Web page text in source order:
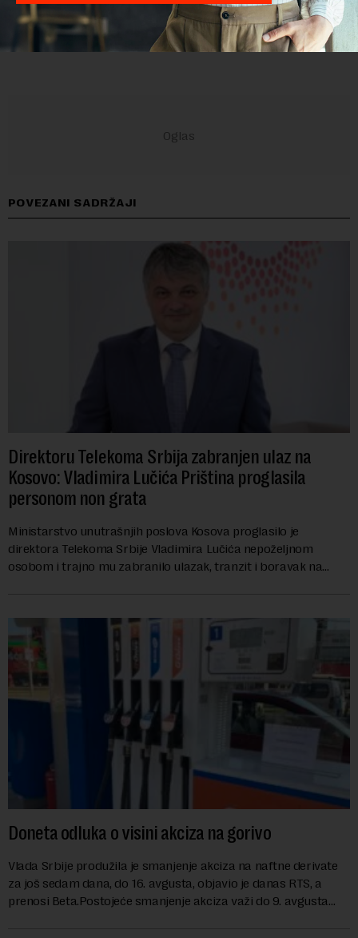
POVEZANI SADRŽAJI
Direktoru Telekoma Srbija zabranjen ulaz na
Kosovo: Vladimira Lučića Priština proglasila
personom non grata
Ministarstvo unutrašnjih poslova Kosova proglasilo je
direktora Telekoma Srbije Vladimira Lučića nepoželjnom
osobom i trajno mu zabranilo ulazak, tranzit i boravak na
Doneta odluka o visini akciza na gorivo
Vlada Srbije produžila je smanjenje akciza na naftne derivate
za još sedam dana, do 16. avgusta, objavio je danas RTS, a
prenosi Beta.Postojeće smanjenje akciza važi do 9. avgusta